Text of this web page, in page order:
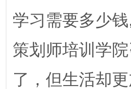
学习需要多少
策划师培训学
了，但生活却